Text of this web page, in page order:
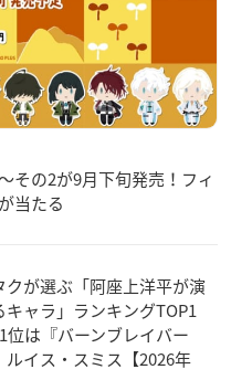
その2が9月下旬発売！フィ
当たる
クが選ぶ「阿座上洋平が演
キャラ」ランキングTOP1
位は『バーンブレイバー
ルイス・スミス【2026年